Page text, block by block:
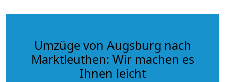
Umzüge von Augsburg nach
Marktleuthen: Wir machen es
Ihnen leicht